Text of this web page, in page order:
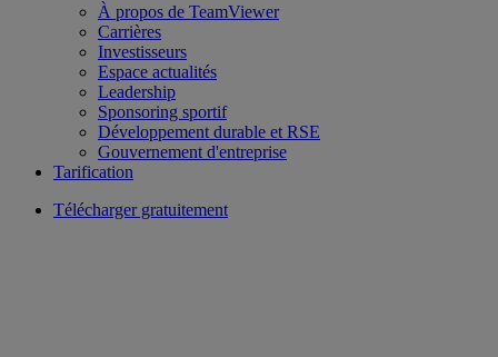
À propos de TeamViewer
Carrières
Investisseurs
Espace actualités
Leadership
Sponsoring sportif
Développement durable et RSE
Gouvernement d'entreprise
Tarification
Télécharger gratuitement